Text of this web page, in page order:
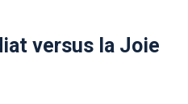
versus la Joie